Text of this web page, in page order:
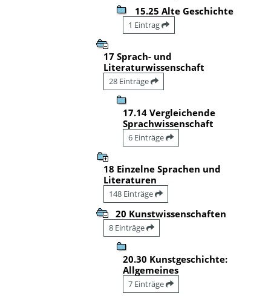
15.25 Alte Geschichte
1 Eintrag
17 Sprach- und
Literaturwissenschaft
28 Einträge
17.14 Vergleichende
Sprachwissenschaft
6 Einträge
18 Einzelne Sprachen und
Literaturen
148 Einträge
20 Kunstwissenschaften
8 Einträge
20.30 Kunstgeschichte:
Allgemeines
7 Einträge